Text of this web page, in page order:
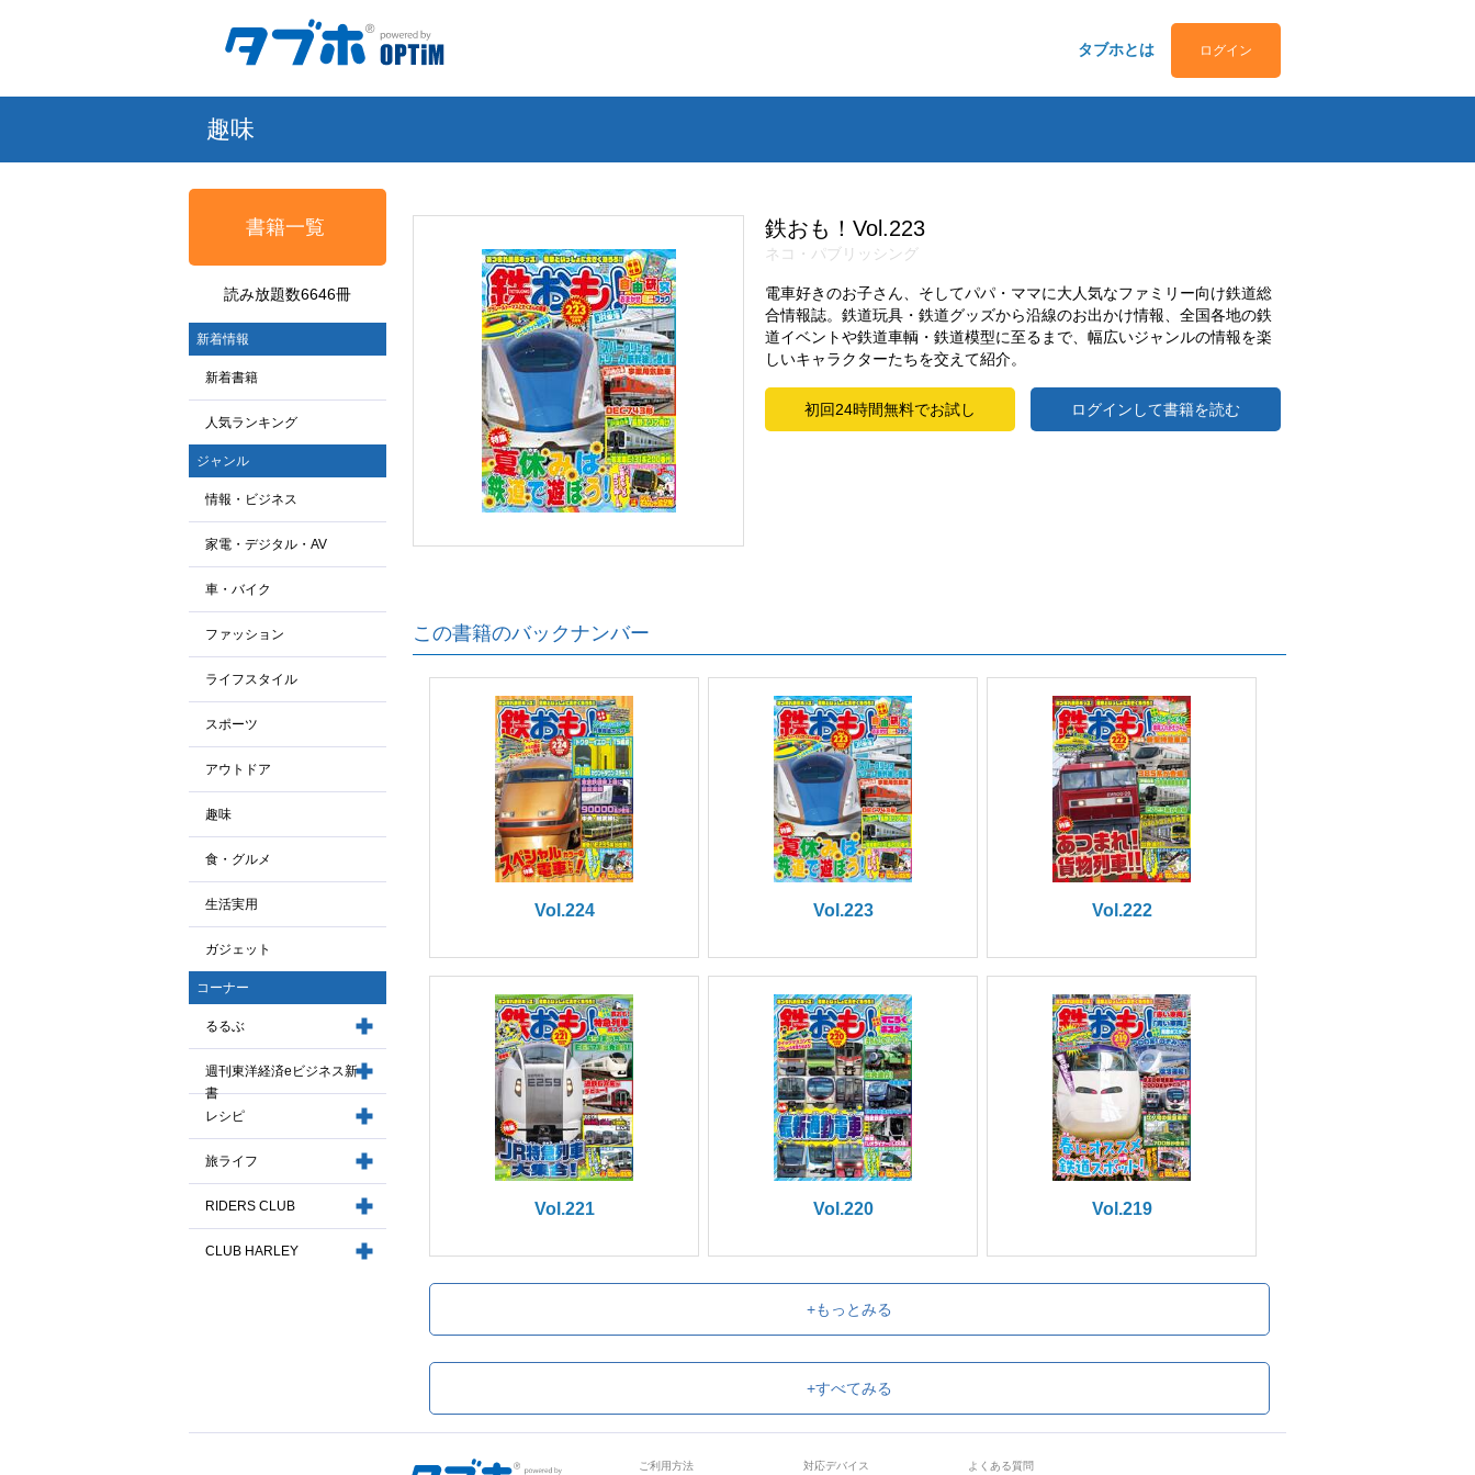
タブホとは ログイン
趣味
書籍一覧
読み放題数6646冊
新着情報
新着書籍
人気ランキング
ジャンル
情報・ビジネス
家電・デジタル・AV
車・バイク
ファッション
ライフスタイル
スポーツ
アウトドア
趣味
食・グルメ
生活実用
ガジェット
コーナー
るるぶ
週刊東洋経済eビジネス新
書
レシピ
旅ライフ
RIDERS CLUB
CLUB HARLEY
鉄おも！Vol.223
ネコ・パブリッシング
電車好きのお子さん、そしてパパ・ママに大人気なファミリー向け鉄道総
合情報誌。鉄道玩具・鉄道グッズから沿線のお出かけ情報、全国各地の鉄
道イベントや鉄道車輌・鉄道模型に至るまで、幅広いジャンルの情報を楽
しいキャラクターたちを交えて紹介。
初回24時間無料でお試し ログインして書籍を読む
この書籍のバックナンバー
Vol.224 Vol.223 Vol.222
Vol.221 Vol.220 Vol.219
+もっとみる
+すべてみる
ご利用方法 対応デバイス よくある質問